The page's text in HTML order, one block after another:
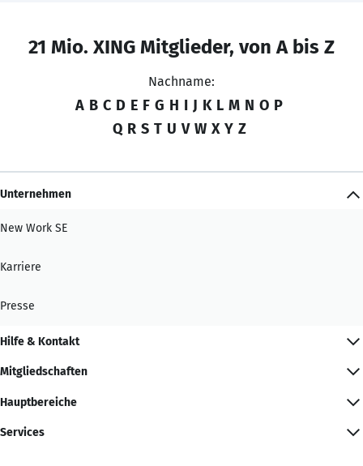
21 Mio. XING Mitglieder, von A bis Z
Nachname:
A B C D E F G H I J K L M N O P
Q R S T U V W X Y Z
Unternehmen
New Work SE
Karriere
Presse
Hilfe & Kontakt
Mitgliedschaften
Hauptbereiche
Services